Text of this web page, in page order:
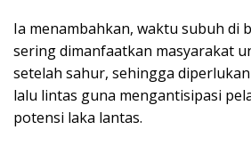
Ia menambahkan, waktu subuh di
sering dimanfaatkan masyarakat
setelah sahur, sehingga
lalu lintas guna mengantisipasi
potensi laka lantas.